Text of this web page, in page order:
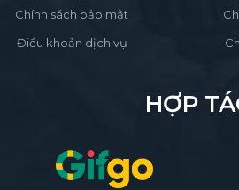
Chính sách bảo mật
Điều khoản dịch vụ
HỢP